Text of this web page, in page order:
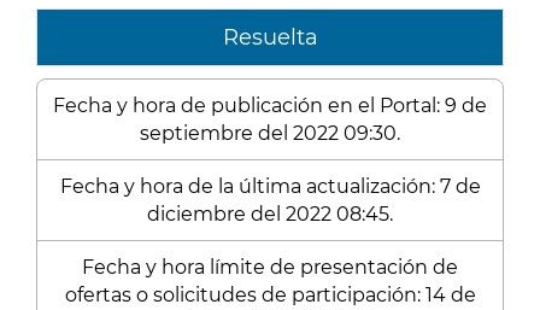
Resuelta
Fecha y hora de publicación en el Portal: 9 de
septiembre del 2022 09:30.
Fecha y hora de la última actualización: 7 de
diciembre del 2022 08:45.
Fecha y hora límite de presentación de
ofertas o solicitudes de participación: 14 de